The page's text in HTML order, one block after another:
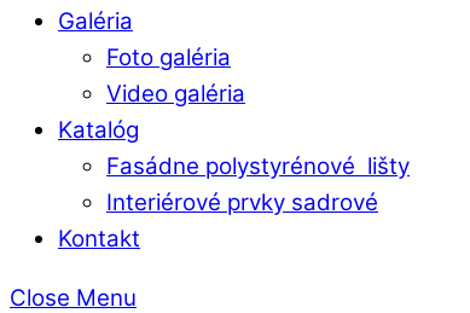
Galéria
Foto galéria
Video galéria
Katalóg
Fasádne polystyrénové lišty
Interiérové prvky sadrové
Kontakt
Close Menu